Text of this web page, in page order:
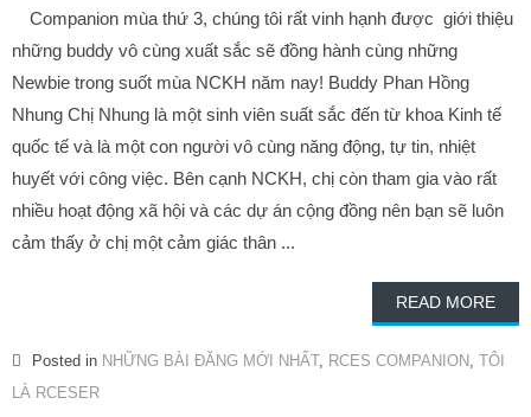
Companion mùa thứ 3, chúng tôi rất vinh hạnh được giới thiệu
những buddy vô cùng xuất sắc sẽ đồng hành cùng những
Newbie trong suốt mùa NCKH năm nay! Buddy Phan Hồng
Nhung Chị Nhung là một sinh viên suất sắc đến từ khoa Kinh tế
quốc tế và là một con người vô cùng năng động, tự tin, nhiệt
huyết với công việc. Bên cạnh NCKH, chị còn tham gia vào rất
nhiều hoạt động xã hội và các dự án cộng đồng nên bạn sẽ luôn
cảm thấy ở chị một cảm giác thân ...
READ MORE
Posted in NHỮNG BÀI ĐĂNG MỚI NHẤT, RCES COMPANION
TÔI
LÀ RCESER